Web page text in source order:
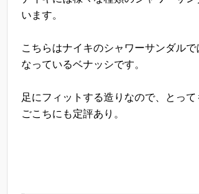
います。
こちらはナイキのシャワーサンダルで
なっているベナッシです。
足にフィットする造りなので、とって
ごこちにも定評あり。